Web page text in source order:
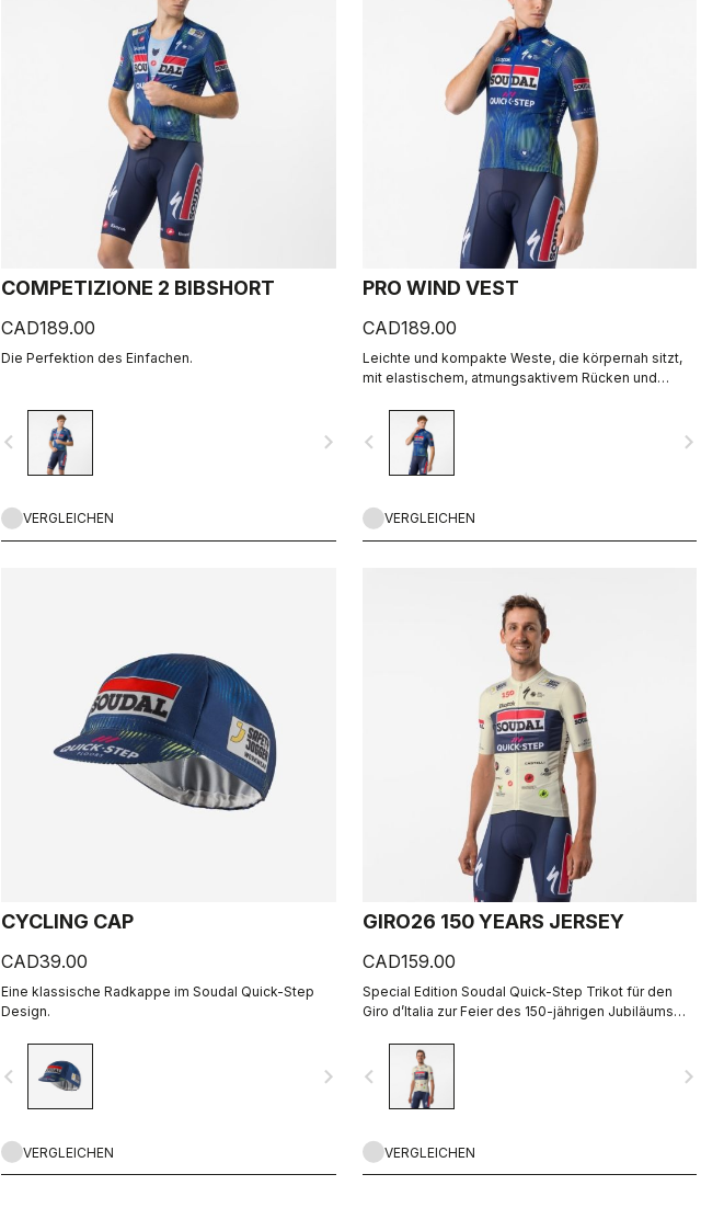
COMPETIZIONE 2 BIBSHORT
CAD189.00
Die Perfektion des Einfachen.
navigate_before navigate_next
VERGLEICHEN
PRO WIND VEST
CAD189.00
Leichte und kompakte Weste, die körpernah sitzt,
mit elastischem, atmungsaktivem Rücken und
navigate_before navigate_next
VERGLEICHEN
CYCLING CAP
CAD39.00
Eine klassische Radkappe im Soudal Quick-Step
Design.
navigate_before navigate_next
VERGLEICHEN
GIRO26 150 YEARS JERSEY
CAD159.00
Special Edition Soudal Quick-Step Trikot für den
Giro d’Italia zur Feier des 150-jährigen Jubiläums
navigate_before navigate_next
VERGLEICHEN